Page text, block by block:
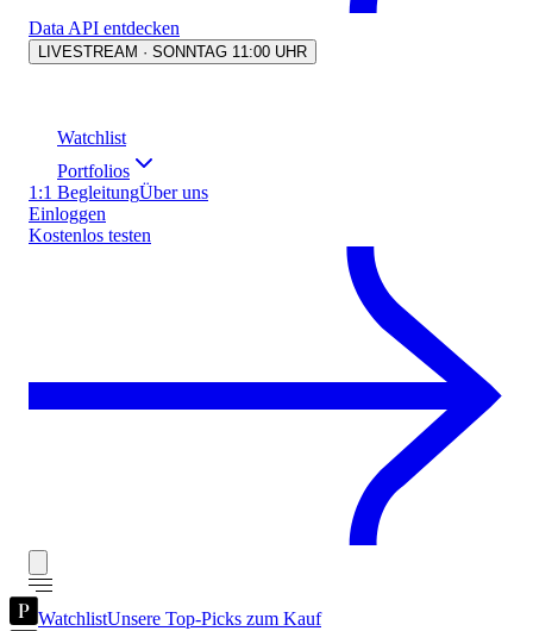
Data API entdecken
LIVESTREAM · SONNTAG 11:00 UHR
Watchlist
Portfolios
1:1 BegleitungÜber uns
Einloggen
Kostenlos testen
WatchlistUnsere Top-Picks zum Kauf